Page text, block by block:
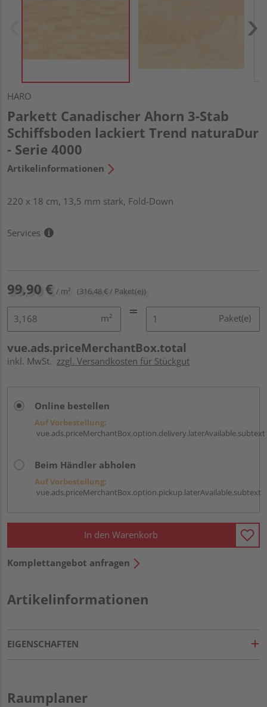
HARO
Parkett Canadischer Ahorn 3-Stab
Schiffsboden lackiert Trend naturaDur
- Serie 4000
Artikelinformationen
220 x 18 cm, 13,5 mm stark, Fold-Down
Services
99,90 € / m² (316,48 € / Paket(e))
m² Paket(e)
vue.ads.priceMerchantBox.total
inkl. MwSt. zzgl. Versandkosten für Stückgut
Online bestellen
Auf Vorbestellung:
vue.ads.priceMerchantBox.option.delivery.laterAvailable.subtext
Beim Händler abholen
Auf Vorbestellung:
vue.ads.priceMerchantBox.option.pickup.laterAvailable.subtext
In den Warenkorb
Komplettangebot anfragen
Artikelinformationen
EIGENSCHAFTEN
Raumplaner